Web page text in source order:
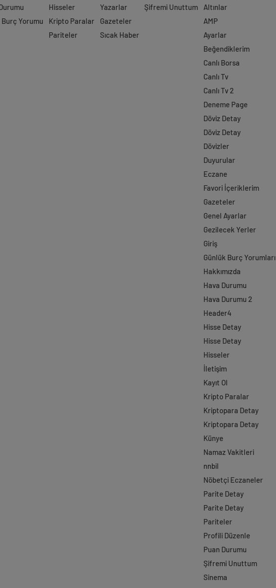
Burç Yorumu
Hisseler
Kripto Paralar
Pariteler
Yazarlar
Gazeteler
Sıcak Haber
Şifremi Unuttum
Altınlar
AMP
Ayarlar
Beğendiklerim
Canlı Borsa
Canlı Tv
Canlı Tv 2
Deneme Page
Döviz Detay
Döviz Detay
Dövizler
Duyurular
Eczane
Favori İçeriklerim
Gazeteler
Genel Ayarlar
Gezilecek Yerler
Giriş
Günlük Burç Yorumları
Hakkımızda
Hava Durumu
Hava Durumu 2
Header4
Hisse Detay
Hisse Detay
Hisseler
İletişim
Kayıt Ol
Kripto Paralar
Kriptopara Detay
Kriptopara Detay
Künye
Namaz Vakitleri
nnbil
Nöbetçi Eczaneler
Parite Detay
Parite Detay
Pariteler
Profili Düzenle
Puan Durumu
Şifremi Unuttum
Sinema